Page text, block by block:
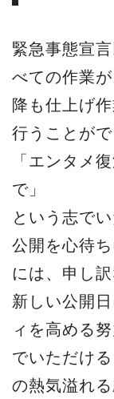
緊急事態宣
べての作業
降も仕上げ
行うことがで
「エンタメ
で」
という志で
公開を心待
には、申し
新しい公開
ィを高める
でいただけ
の熱気溢れ